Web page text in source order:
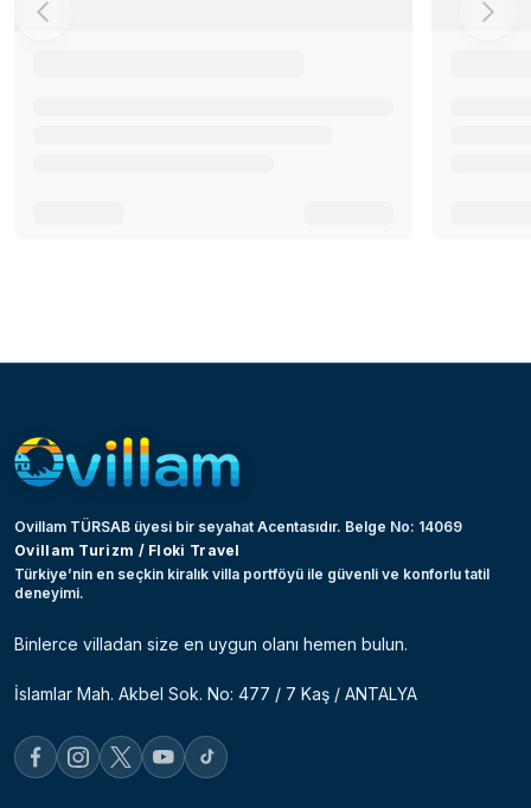
Ovillam TÜRSAB üyesi bir seyahat Acentasıdır. Belge No: 14069
Ovillam Turizm / Floki Travel
Türkiye’nin en seçkin kiralık villa portföyü ile güvenli ve konforlu tatil
deneyimi.
Binlerce villadan size en uygun olanı hemen bulun.
İslamlar Mah. Akbel Sok. No: 477 / 7 Kaş / ANTALYA